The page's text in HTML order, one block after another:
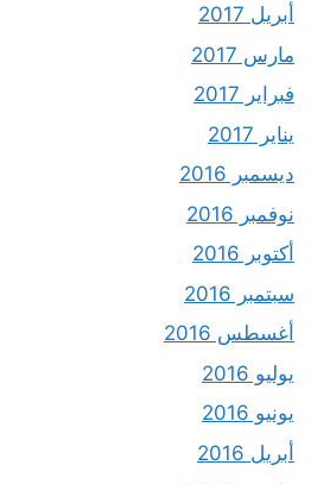
أبريل 2017
مارس 2017
فبراير 2017
يناير 2017
ديسمبر 2016
نوفمبر 2016
أكتوبر 2016
سبتمبر 2016
أغسطس 2016
يوليو 2016
يونيو 2016
أبريل 2016